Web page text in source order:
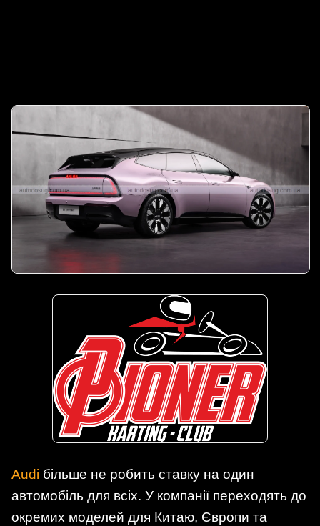
Audi більше не робить ставку на один
автомобіль для всіх. У компанії переходять до
окремих моделей для Китаю, Європи та